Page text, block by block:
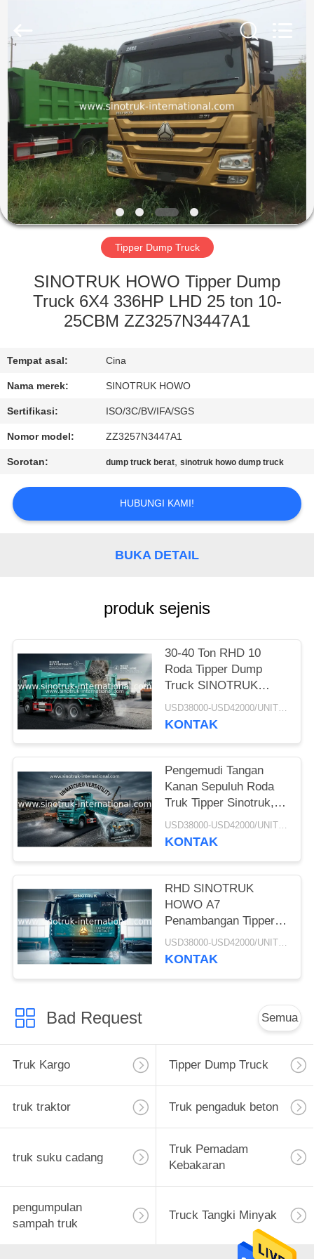
RUMAH
PRODUK
TENTANG
KAMI
TUR
KONTROL
KUALITAS
HUBUNGI
KAMI
MINTA
KUTIPAN
SITEMAP
Rights
Tipper Dump Truck
SINOTRUK HOWO Tipper Dump
Truck 6X4 336HP LHD 25 ton 10-
25CBM ZZ3257N3447A1
Tempat asal: Cina
Nama merek: SINOTRUK HOWO
Sertifikasi: ISO/3C/BV/IFA/SGS
Nomor model: ZZ3257N3447A1
Sorotan: dump truck berat,sinotruk howo dump truck
HUBUNGI KAMI!
BUKA DETAIL
produk sejenis
30-40 Ton RHD 10
Roda Tipper Dump
Truck SINOTRUK
HOWO A7 Untuk
Konstruksi
USD38000-USD42000/UNIT)negotiation MOQ:1 unit
KONTAK
Pengemudi Tangan
Kanan Sepuluh Roda
Truk Tipper Sinotruk,
Truk Dump Tugas
Berat
USD38000-USD42000/UNIT)negotiation MOQ:1 unit
KONTAK
RHD SINOTRUK
HOWO A7
Penambangan Tipper
Dump Truck
ZZ3257M3847N1 A7-P
USD38000-USD42000/UNIT)negotiation MOQ:1 unit
KONTAK
Bad Request Semua
Truk Kargo Tipper Dump Truck
truk traktor Truk pengaduk beton
truk suku cadang
Truk Pemadam
Kebakaran
pengumpulan
sampah truk
Truck Tangki Minyak